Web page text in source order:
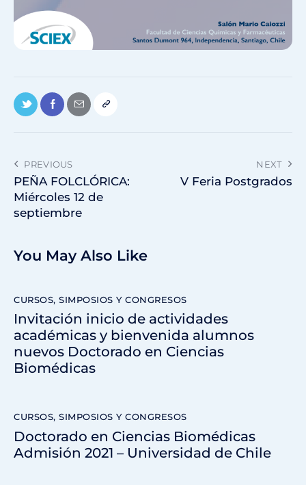
PREVIOUS
PEÑA FOLCLÓRICA:
Miércoles 12 de
septiembre
NEXT
V Feria Postgrados
You May Also Like
CURSOS, SIMPOSIOS Y CONGRESOS
Invitación inicio de actividades
académicas y bienvenida alumnos
nuevos Doctorado en Ciencias
Biomédicas
CURSOS, SIMPOSIOS Y CONGRESOS
Doctorado en Ciencias Biomédicas
Admisión 2021 – Universidad de Chile